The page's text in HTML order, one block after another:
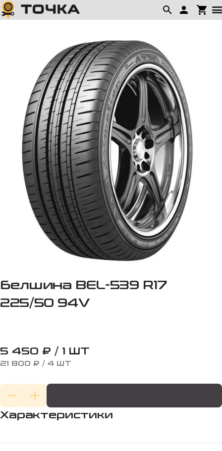
Белшина BEL-539 R17
225/50 94V
5 450 ₽ / 1 ШТ
21 800 ₽ / 4 ШТ
Характеристики